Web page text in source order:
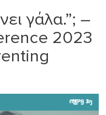
γάλα.”; –
2023